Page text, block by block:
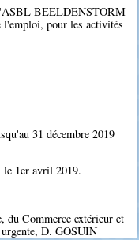
BEELDENSTORM
l'emploi, pour les activités
31 décembre 2019
le 1er avril 2019.
Commerce extérieur et
D. GOSUIN